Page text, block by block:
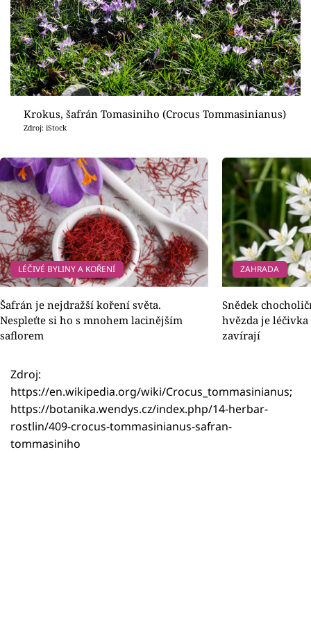
Krokus, šafrán Tomasiniho (Crocus Tommasinianus)
Zdroj: iStock
LÉČIVÉ BYLINY A KOŘENÍ
Šafrán je nejdražší koření světa.
Nespleťte si ho s mnohem lacinějším
saflorem
ZAHRADA
Snědek
hvězda je léčivka
zavírají
Zdroj:
https://en.wikipedia.org/wiki/Crocus_tommasinianus;
https://botanika.wendys.cz/index.php/14-herbar-
rostlin/409-crocus-tommasinianus-safran-
tommasiniho